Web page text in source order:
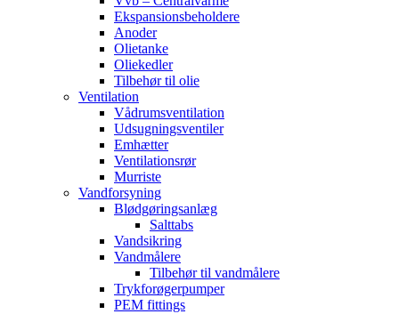
Ekspansionsbeholdere
Anoder
Olietanke
Oliekedler
Tilbehør til olie
Ventilation
Vådrumsventilation
Udsugningsventiler
Emhætter
Ventilationsrør
Murriste
Vandforsyning
Blødgøringsanlæg
Salttabs
Vandsikring
Vandmålere
Tilbehør til vandmålere
Trykforøgerpumper
PEM fittings